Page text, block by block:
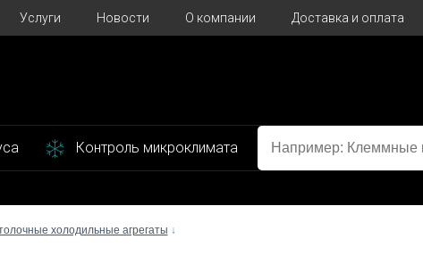
Услуги Новости О компании Доставка и оплата
Контроль микроклимата
холодильные агрегаты ↓